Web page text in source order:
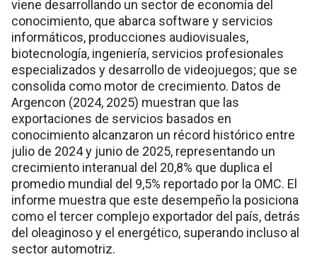
viene desarrollando un sector de economía del
conocimiento, que abarca software y servicios
informáticos, producciones audiovisuales,
biotecnología, ingeniería, servicios profesionales
especializados y desarrollo de videojuegos; que se
consolida como motor de crecimiento. Datos de
Argencon (2024, 2025) muestran que las
exportaciones de servicios basados en
conocimiento alcanzaron un récord histórico entre
julio de 2024 y junio de 2025, representando un
crecimiento interanual del 20,8% que duplica el
promedio mundial del 9,5% reportado por la OMC. El
informe muestra que este desempeño la posiciona
como el tercer complejo exportador del país, detrás
del oleaginoso y el energético, superando incluso al
sector automotriz.